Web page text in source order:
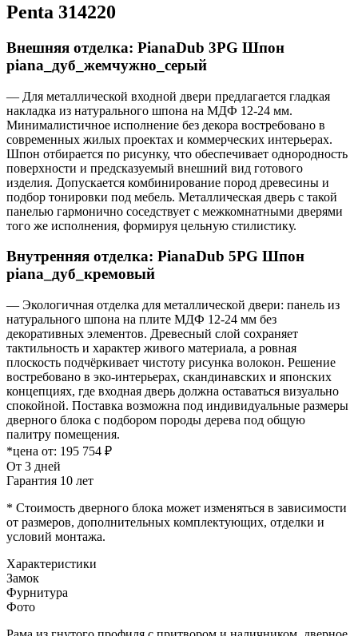
Penta 314220
Внешняя отделка: PianaDub 3PG Шпон
piana_дуб_жемчужно_серый
— Для металлической входной двери предлагается гладкая
накладка из натурального шпона на МДФ 12-24 мм.
Минималистичное исполнение без декора востребовано в
современных жилых проектах и коммерческих интерьерах.
Шпон отбирается по рисунку, что обеспечивает однородность
поверхности и предсказуемый внешний вид готового
изделия. Допускается комбинирование пород древесины и
подбор тонировки под мебель. Металлическая дверь с такой
панелью гармонично соседствует с межкомнатными дверями
того же исполнения, формируя цельную стилистику.
Внутренняя отделка: PianaDub 5PG Шпон
piana_дуб_кремовый
— Экологичная отделка для металлической двери: панель из
натурального шпона на плите МДФ 12-24 мм без
декоративных элементов. Древесный слой сохраняет
тактильность и характер живого материала, а ровная
плоскость подчёркивает чистоту рисунка волокон. Решение
востребовано в эко-интерьерах, скандинавских и японских
концепциях, где входная дверь должна оставаться визуально
спокойной. Поставка возможна под индивидуальные размеры
дверного блока с подбором породы дерева под общую
палитру помещения.
*цена от: 195 754 ₽
От 3 дней
Гарантия 10 лет
* Стоимость дверного блока может изменяться в зависимости
от размеров, дополнительных комплектующих, отделки и
условий монтажа.
Характеристики
Замок
Фурнитура
Фото